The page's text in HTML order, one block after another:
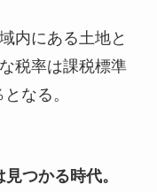
内にある土地と
税率は課税標準
なる。
つかる時代。